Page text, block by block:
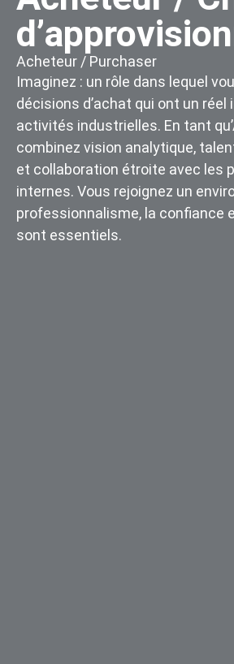
Acheteur / Purchaser
Imaginez : un rôle dans lequel
décisions d’achat qui ont un
activités industrielles. En tant
combinez vision analytique,
et collaboration étroite avec les
internes. Vous rejoignez un
professionnalisme, la confiance
sont essentiels.